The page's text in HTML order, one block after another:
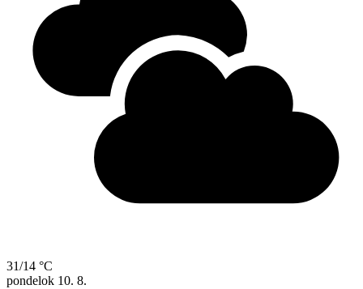
31/14 °C
pondelok 10. 8.